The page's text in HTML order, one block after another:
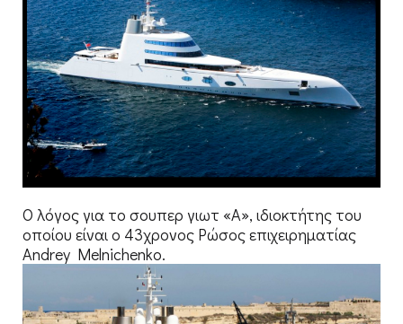
Ο λόγος για το σουπερ γιωτ «Α», ιδιοκτήτης του
οποίου είναι ο 43χρονος Ρώσος επιχειρηματίας
Andrey Melnichenko.